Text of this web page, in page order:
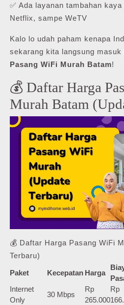
✅ Ada layanan tambahan
Netflix, sampe WeTV
Kalo lo udah paham kenapa
sekarang kita langsung masuk
Pasang WiFi Murah Batam!
💰 Daftar Harga
Murah Batam
💰 Daftar Harga Pasang WiFi
Terbaru)
Paket Kecepatan Harga
Internet
Only
30 Mbps
Rp
265.000
Rp